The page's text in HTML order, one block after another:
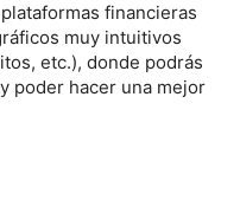
financieras
muy intuitivos
etc.), donde podrás
poder hacer una mejor